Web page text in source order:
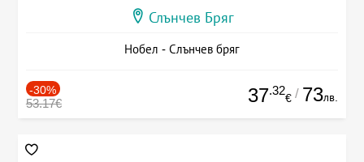
Слънчев Бряг
Нобел - Слънчев бряг
-30%
53.17€ 37.32
€ / 73лв.